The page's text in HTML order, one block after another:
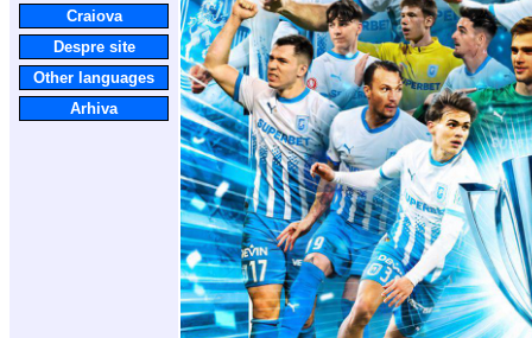
Craiova
Despre site
Other languages
Arhiva